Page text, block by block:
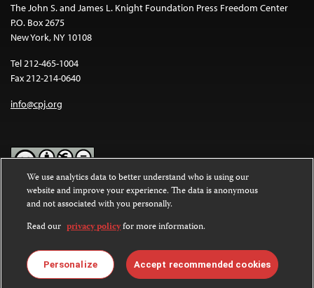
The John S. and James L. Knight Foundation Press Freedom Center
P.O. Box 2675
New York, NY 10108
Tel 212-465-1004
Fax 212-214-0640
info@cpj.org
Except where noted, text on this website is licensed under a
Commons Attribution-NonCommercial-NoDerivatives 4.0
International License.
Images and other media are not covered by the Creative Commons
license. For more information about permissions, see ourFAQs
We use analytics data to better understand who is using our
website and improve your experience. The data is anonymous
and not associated with you personally.
Read our privacy policyfor more information.
Personalize Accept recommended cookies